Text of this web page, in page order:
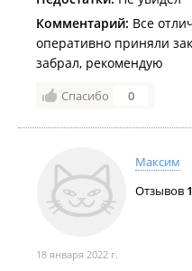
Телефоны проводные;
Телефоны DECT;
Офисные АТС;
Телефаксы;
Оборудование xDSL;
Оборудование IP
Комментарий: Все
оперативно приняли
забрал, рекомендую
Спасибо 0
Максим
Отзывов 1
18 января 2022 г.